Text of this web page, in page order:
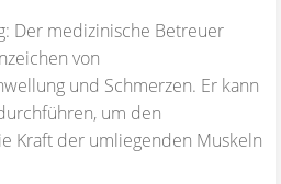
Der medizinische Betreuer
von
und Schmerzen. Er kann
um den
Kraft der umliegenden Muskeln